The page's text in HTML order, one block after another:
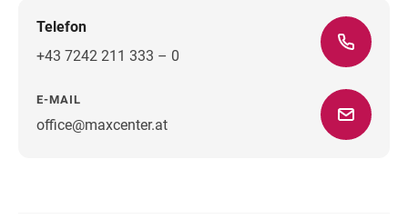
Telefon
+43 7242 211 333 – 0
E-MAIL
office@maxcenter.atWegbeschreibung